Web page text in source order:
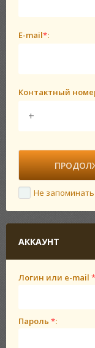
E-mail*:
Контактный
Не
АККАУНТ
Логин или e-mail *
Пароль *: